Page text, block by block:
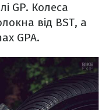
GP. Колеса
від BST, а
GPA.